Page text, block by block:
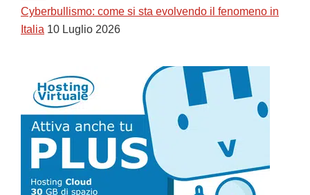
Cyberbullismo: come si sta evolvendo il fenomeno in
Italia 10 Luglio 2026